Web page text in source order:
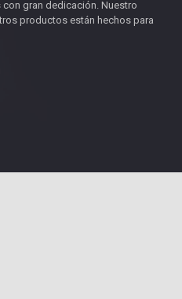
gran dedicación. Nuestro
productos están hechos para